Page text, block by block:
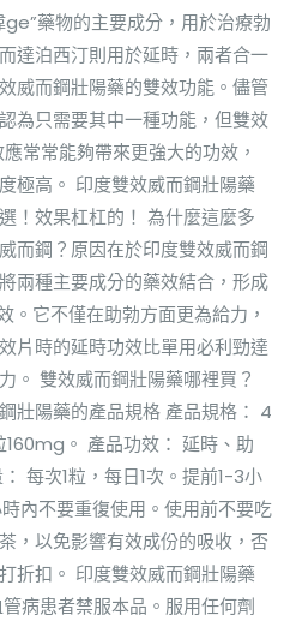
ge”藥物的主要成分，用於治療勃
達泊西汀則用於延時，兩者合一
威而鋼壯陽藥的雙效功能。儘管
為只需要其中一種功能，但雙效
應常常能夠帶來更強大的功效，
極高。 印度雙效威而鋼壯陽藥
！效果杠杠的！ 為什麼這麼多
而鋼？原因在於印度雙效威而鋼
兩種主要成分的藥效結合，形成
。它不僅在助勃方面更為給力，
片時的延時功效比單用必利勁達
。 雙效威而鋼壯陽藥哪裡買？
壯陽藥的產品規格 產品規格： 4
。 產品功效： 延時、助
每次1粒，每日1次。提前1-3小
內不要重復使用。使用前不要吃
，以免影響有效成份的吸收，否
折扣。 印度雙效威而鋼壯陽藥
病患者禁服本品。服用任何劑